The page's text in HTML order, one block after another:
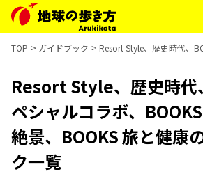
TOP ガイドブック Resort Style、歴史時代、
Resort Style、歴史時代
ペシャルコラボ、
絶景、BOOKS 旅と健康
ク一覧